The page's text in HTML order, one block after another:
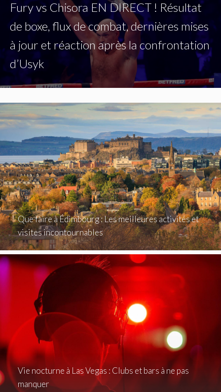
Fury vs Chisora ​​EN DIRECT ! Résultat
de boxe, flux de combat, dernières mises
à jour et réaction après la confrontation
d’Usyk
Que faire à Édimbourg : Les meilleures activités et
visites incontournables
Vie nocturne à Las Vegas : Clubs et bars à ne pas
manquer